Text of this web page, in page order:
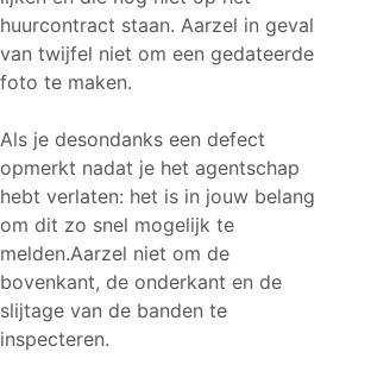
huurcontract staan. Aarzel in geval
van twijfel niet om een gedateerde
foto te maken.
Als je desondanks een defect
opmerkt nadat je het agentschap
hebt verlaten: het is in jouw belang
om dit zo snel mogelijk te
melden.Aarzel niet om de
bovenkant, de onderkant en de
slijtage van de banden te
inspecteren.